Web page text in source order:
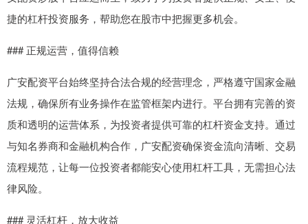
捷的杠杆投资服务，帮助您在股市中把握更多机会。
### 正规运营，值得信赖
广安配资平台始终坚持合法合规的经营理念，严格遵守国家金融
法规，确保所有业务操作在监管框架内进行。平台拥有完善的资
质和透明的运营体系，为投资者提供可靠的杠杆资金支持。通过
与知名券商和金融机构合作，广安配资确保资金流向清晰、交易
流程规范，让每一位投资者都能安心使用杠杆工具，无需担心法
律风险。
### 灵活杠杆，放大收益